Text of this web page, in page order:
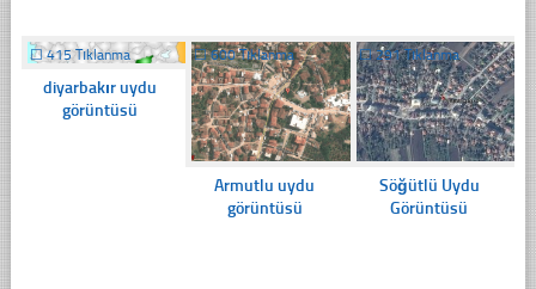
☐415 Tıklanma
diyarbakır uydu
görüntüsü
☐600 Tıklanma
Armutlu uydu
görüntüsü
☐291 Tıklanma
Söğütlü Uydu
Görüntüsü